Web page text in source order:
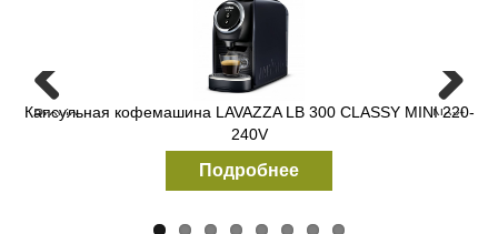
Капсульная кофемашина LAVAZZA LB 300 CLASSY MINI 220-
240V
Подробнее
Зерновая кофемашина Necta Krea Prime
Подробнее
Previous Next